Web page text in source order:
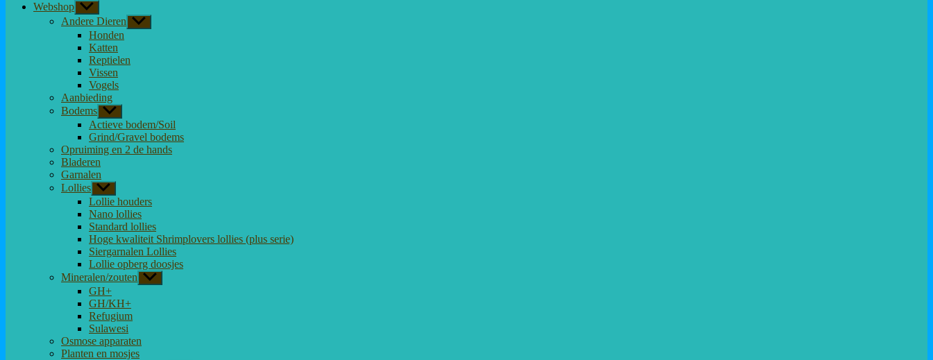
Webshop Toon
submenu
Andere Dieren Toon
submenu
Honden
Katten
Reptielen
Vissen
Vogels
Aanbieding
Bodems Toon
submenu
Actieve bodem/Soil
Grind/Gravel bodems
Opruiming en 2 de hands
Bladeren
Garnalen
Lollies Toon
submenu
Lollie houders
Nano lollies
Standard lollies
Hoge kwaliteit Shrimplovers lollies (plus serie)
Siergarnalen Lollies
Lollie opberg doosjes
Mineralen/zouten Toon
submenu
GH+
GH/KH+
Refugium
Sulawesi
Osmose apparaten
Planten en mosjes